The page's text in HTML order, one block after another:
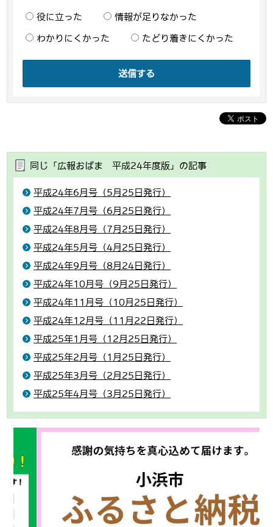
役に立った 情報が足りなかった
わかりにくかった たどり着きにくかった
送信する
同じ「広報おばま 平成24年度版」の記事
平成24年6月号（5月25日発行）
平成24年7月号（6月25日発行）
平成24年8月号（7月25日発行）
平成24年5月号（4月25日発行）
平成24年9月号（8月24日発行）
平成24年10月号（9月25日発行）
平成24年11月号（10月25日発行）
平成24年12月号（11月22日発行）
平成25年1月号（12月25日発行）
平成25年2月号（1月25日発行）
平成25年3月号（2月25日発行）
平成25年4月号（3月25日発行）